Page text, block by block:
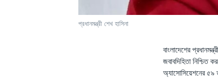
প্রধানমন্ত্রী শেখ হাসিনা
বাংলাদেশের
জবাবদিহিতা নিশ্চিত
অ্যাসোসিয়েশনের ৫৯